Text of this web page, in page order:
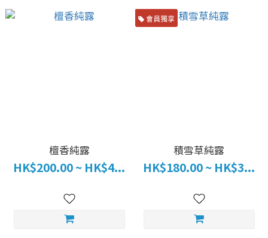
檀香純露
HK$200.00 ~ HK$4...
會員獨享
積雪草純露
HK$180.00 ~ HK$3...